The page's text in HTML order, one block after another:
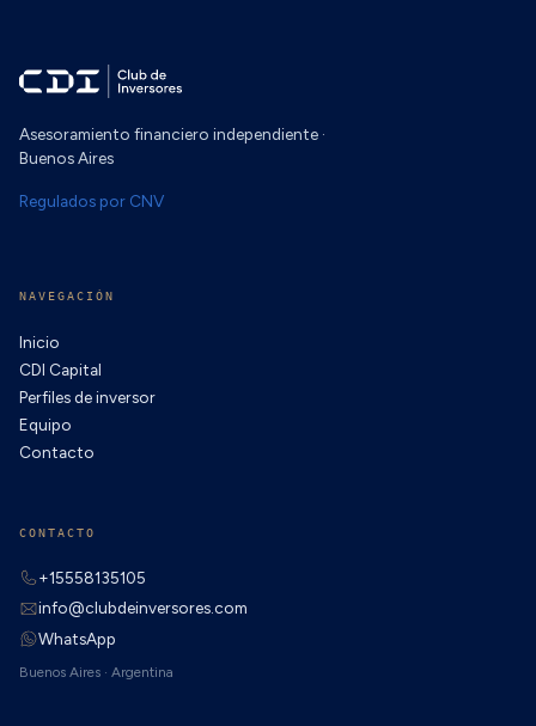
Asesoramiento financiero independiente ·
Buenos Aires
Regulados por CNV
NAVEGACIÓN
Inicio
CDI Capital
Perfiles de inversor
Equipo
Contacto
CONTACTO
+15558135105
info@clubdeinversores.com
WhatsApp
Buenos Aires · Argentina